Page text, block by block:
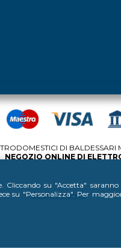
Cliccando su "Accetta"
su "Personalizza". Per
DI
NEGOZIO ONLINE DI
Cookie Policy